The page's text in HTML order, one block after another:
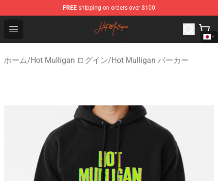
FREE shipping on orders over $100
Open menu
Hot Mulligan Shop - Official Hot Mulligan Merchandise
ホーム/Hot Mulligan ログイン/Hot Mulligan パーカー